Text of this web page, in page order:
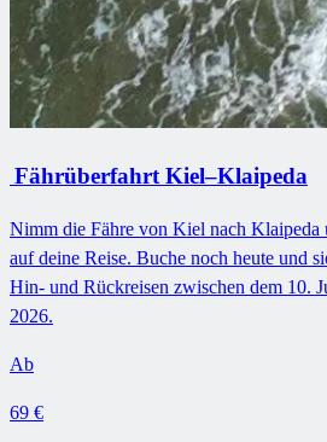
Fährüberfahrt Kiel–Klaipeda
Nimm die Fähre von Kiel nach Klaipeda
auf deine Reise. Buche noch heute und
Hin- und Rückreisen zwischen dem 10.
2026.
Ab
69 €